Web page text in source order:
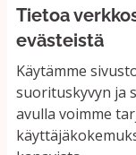
Tietoa
evästeistä
Käytämme
suorituskyvyn ja
avulla voimme
11101 Riihimäki
Vaihde: 019 758
Yhteystiedot ja